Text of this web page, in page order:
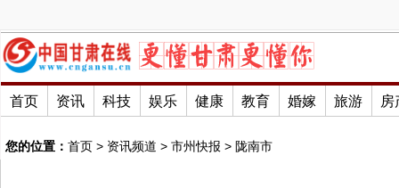
首页 资讯 科技 娱乐 健康 教育 婚嫁 旅游 房
您的位置： 首页 > 资讯频道 > 市州快报 > 陇南市